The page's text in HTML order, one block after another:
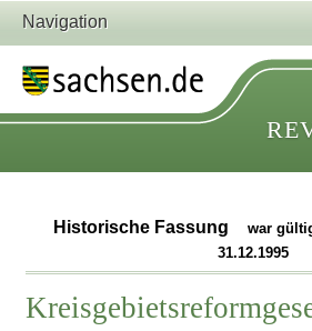
Navigation
Historische Fassung
war
31.12.1995